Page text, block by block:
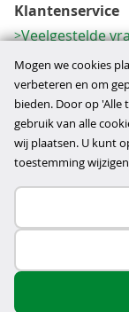
Klantenservice
Veelgestelde
Herroeping
Over ons
Bedrijfsgegevens
Werkwijze
Copyright © 2026
privacy- en
Mogen we cookies
verbeteren en om
bieden. Door op
gebruik van alle
wij plaatsen. U kunt
toestemming